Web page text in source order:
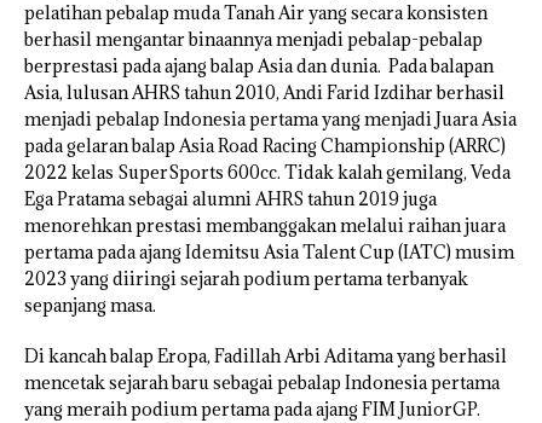
pelatihan pebalap muda Tanah Air yang secara konsisten
berhasil mengantar binaannya menjadi pebalap-pebalap
berprestasi pada ajang balap Asia dan dunia. Pada balapan
Asia, lulusan AHRS tahun 2010, Andi Farid Izdihar berhasil
menjadi pebalap Indonesia pertama yang menjadi Juara Asia
pada gelaran balap Asia Road Racing Championship (ARRC)
2022 kelas SuperSports 600cc. Tidak kalah gemilang, Veda
Ega Pratama sebagai alumni AHRS tahun 2019 juga
menorehkan prestasi membanggakan melalui raihan juara
pertama pada ajang Idemitsu Asia Talent Cup (IATC) musim
2023 yang diiringi sejarah podium pertama terbanyak
sepanjang masa.
Di kancah balap Eropa, Fadillah Arbi Aditama yang berhasil
mencetak sejarah baru sebagai pebalap Indonesia pertama
yang meraih podium pertama pada ajang FIM JuniorGP.